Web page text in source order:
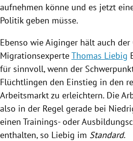
aufnehmen könne und es jetzt
Politik geben müsse.
Ebenso wieAiginger hält auch der
MigrationsexperteThomas Liebig
für sinnvoll, wenn der
Flüchtlingen den Einstieg in den
Arbeitsmarkt zu erleichtern. Die
also in der Regel gerade bei
einen Trainings- oder
enthalten, so Liebig im Standard.